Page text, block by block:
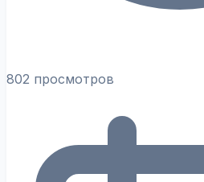
802 просмотров